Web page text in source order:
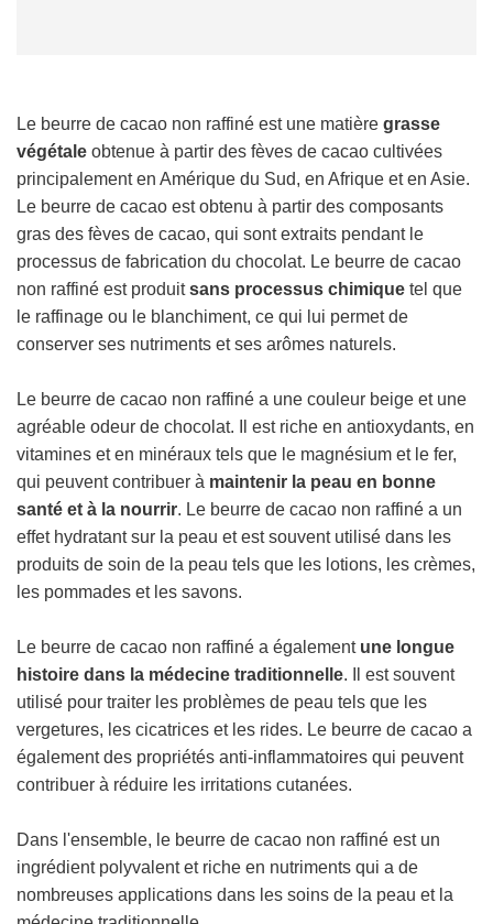
.
.
.
Le beurre de cacao non raffiné est une matière grasse
végétale obtenue à partir des fèves de cacao cultivées
principalement en Amérique du Sud, en Afrique et en Asie.
Le beurre de cacao est obtenu à partir des composants
gras des fèves de cacao, qui sont extraits pendant le
processus de fabrication du chocolat. Le beurre de cacao
non raffiné est produitsans processus chimique tel que
le raffinage ou le blanchiment, ce qui lui permet de
conserver ses nutriments et ses arômes naturels.
Le beurre de cacao non raffiné a une couleur beige et une
agréable odeur de chocolat. Il est riche en antioxydants, en
vitamines et en minéraux tels que le magnésium et le fer,
qui peuvent contribuer à maintenir la peau en bonne
santé et à la nourrir. Le beurre de cacao non raffiné a un
effet hydratant sur la peau et est souvent utilisé dans les
produits de soin de la peau tels que les lotions, les crèmes,
les pommades et les savons.
Le beurre de cacao non raffiné a également une longue
histoire dans la médecine traditionnelle. Il est souvent
utilisé pour traiter les problèmes de peau tels que les
vergetures, les cicatrices et les rides. Le beurre de cacao a
également des propriétés anti-inflammatoires qui peuvent
contribuer à réduire les irritations cutanées.
Dans l'ensemble, le beurre de cacao non raffiné est un
ingrédient polyvalent et riche en nutriments qui a de
nombreuses applications dans les soins de la peau et la